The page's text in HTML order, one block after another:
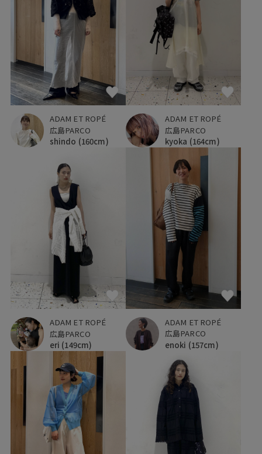
ADAM ET ROPÉ
広島PARCO
shindo (160cm)
ADAM ET ROPÉ
広島PARCO
kyoka (164cm)
ADAM ET ROPÉ
広島PARCO
eri (149cm)
ADAM ET ROPÉ
広島PARCO
enoki (157cm)